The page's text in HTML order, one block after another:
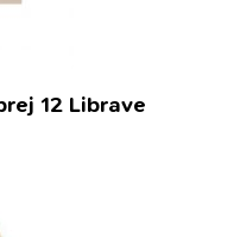
12 Librave